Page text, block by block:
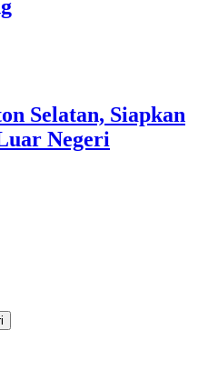
Selatan, Siapkan
Negeri